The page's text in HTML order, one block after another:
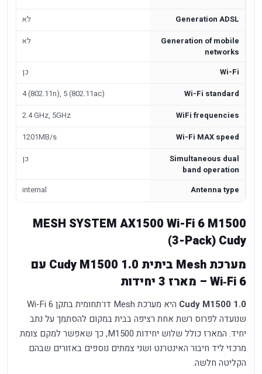
Generation ADSL
לא
Generation of mobile
networks
לא
Wi-Fi
כן
Wi-Fi standard
4 (802.11n), 5 (802.11ac)
WiFi frequencies
2.4 GHz, 5GHz
Wi-Fi MAX speed
1201MB/s
Simultaneous dual
band operation
כן
Antenna type
internal
MESH SYSTEM AX1500 Wi-Fi 6 M1500
(3-Pack) Cudy
מערכת Mesh ביתית Cudy M1500 1.0 עם
Wi‑Fi 6 – מארז 3 יחידות
Cudy M1500 1.0
היא מערכת Mesh דו־תחומית בתקן Wi‑Fi 6
שנועדה לפרוס רשת אחת רציפה בבית במקום להסתמך על נתב
יחיד. המארז כולל שלוש יחידות M1500, כך שאפשר למקם צומת
מרכזי ליד חיבור האינטרנט ושני צמתים נוספים באזורים שבהם
הקליטה חלשה.